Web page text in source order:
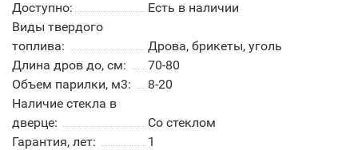
Доступно:
Есть в наличии
Виды твердого
топлива:
Дрова, брикеты, уголь
Длина дров до, см:
70-80
Объем парилки, м3:
8-20
Наличие стекла в
дверце:
Со стеклом
Гарантия, лет:
1